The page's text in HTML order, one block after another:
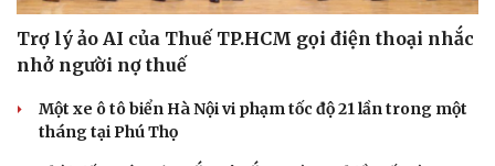
Trợ lý ảo AI của Thuế TP.HCM gọi điện thoại nhắc
nhở người nợ thuế
Một xe ô tô biển Hà Nội vi phạm tốc độ 21 lần trong một
tháng tại Phú Thọ